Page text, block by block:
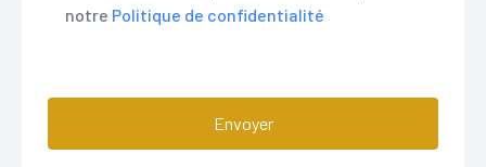
notre Politique de confidentialité
Envoyer